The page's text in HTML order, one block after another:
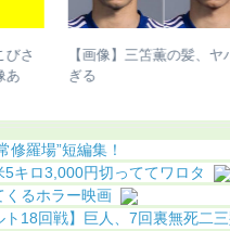
の髪、ヤバす
【ハゲ速報】
智和さん、と
修羅場”短編集！
5キロ3,000円切っててワロタ
くるホラー映画
ト18回戦】巨人、7回裏無死二